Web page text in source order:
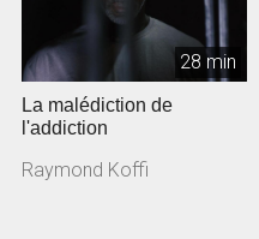
28 min
La malédiction de
l'addiction
Raymond Koffi